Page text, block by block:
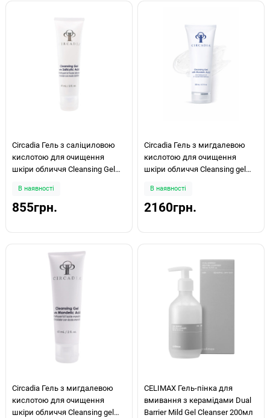
Circadia Гель з саліциловою
кислотою для очищення
шкіри обличчя Cleansing Gel
В наявності
855грн.
Circadia Гель з мигдалевою
кислотою для очищення
шкіри обличчя Cleansing gel
В наявності
2160грн.
Circadia Гель з мигдалевою
кислотою для очищення
шкіри обличчя Cleansing gel
CELIMAX Гель-пінка для
вмивання з керамідами Dual
Barrier Mild Gel Cleanser 200мл